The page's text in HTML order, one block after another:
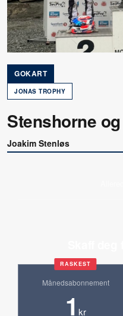
GOKART
JONAS TROPHY
Stenshorne
Joakim Stenløs
RASKEST
Månedsabonnement
1 kr